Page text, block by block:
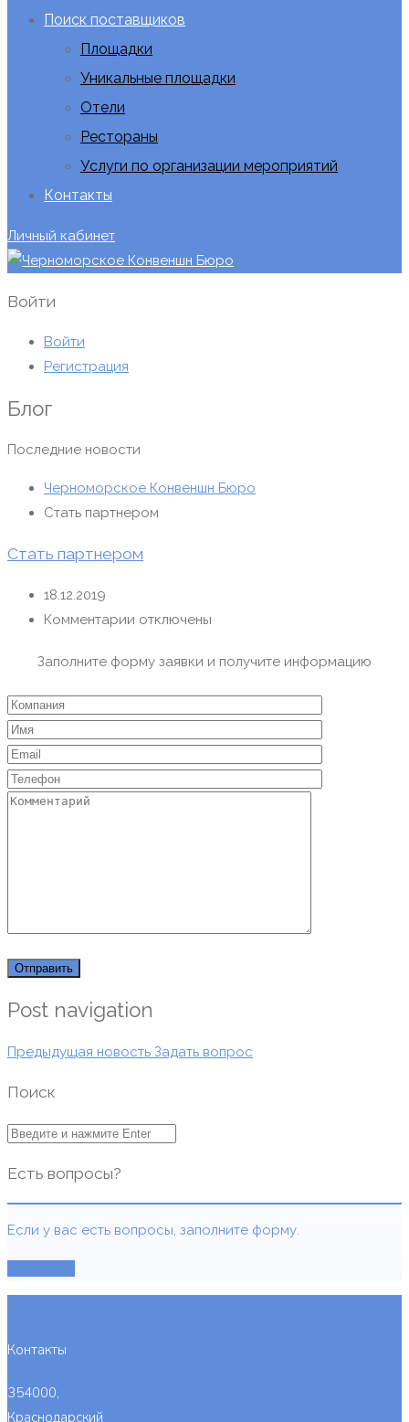
Поиск поставщиков
Площадки
Уникальные площадки
Отели
Рестораны
Услуги по организации мероприятий
Контакты
Личный кабинет
Войти
Войти
Регистрация
Блог
Последние новости
Черноморское Конвеншн Бюро
Стать партнером
Стать партнером
18.12.2019
Комментарии отключены
Заполните форму заявки и получите информацию
Post navigation
Предыдущая новость Задать вопрос
Поиск
Есть вопросы?
Если у вас есть вопросы, заполните форму.
Контакты
354000,
Краснодарский